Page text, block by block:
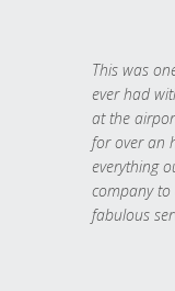
This was
ever had
at the
for over an
everything
company to
fabulous